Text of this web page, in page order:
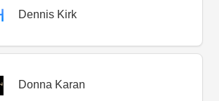
Dennis Kirk
Donna Karan